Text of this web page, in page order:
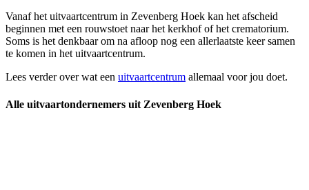
Vanaf het uitvaartcentrum in Zevenberg Hoek kan het afscheid
beginnen met een rouwstoet naar het kerkhof of het crematorium.
Soms is het denkbaar om na afloop nog een allerlaatste keer samen
te komen in het uitvaartcentrum.
Lees verder over wat een uitvaartcentrum allemaal voor jou doet.
Alle uitvaartondernemers uit Zevenberg Hoek